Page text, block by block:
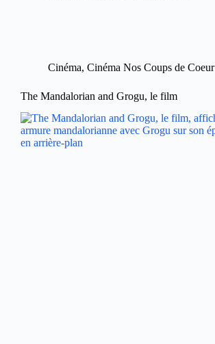
Cinéma, Cinéma Nos Coups de Coeur
The Mandalorian and Grogu, le film